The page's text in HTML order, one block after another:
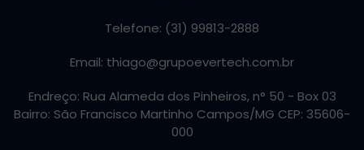
Telefone: (31) 99813-2888
Email: thiago@grupoevertech.com.br
Endreço: Rua Alameda dos Pinheiros, n° 50 - Box 03
Bairro: São Francisco Martinho Campos/MG CEP: 35606-
000